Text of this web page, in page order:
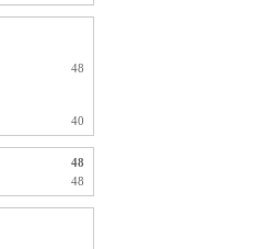
48
40
48
48